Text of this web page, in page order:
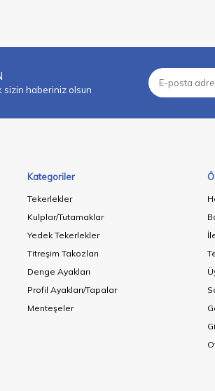
sizin haberiniz olsun
Kategoriler
Tekerlekler
Kulplar/Tutamaklar
Yedek Tekerlekler
Titreşim Takozları
Denge Ayakları
Profil Ayakları/Tapalar
Menteşeler